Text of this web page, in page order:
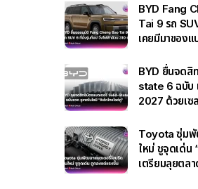
BYD Fang
Tai 9 รถ
เคยมีมาของแ
BYD ยื่นจดสิ
state 6 ฉบับ
2027 ด้วยเซ
Toyota ซุ่มพั
ใหม่ ชูจุดเด่น
เตรียมลุยตล